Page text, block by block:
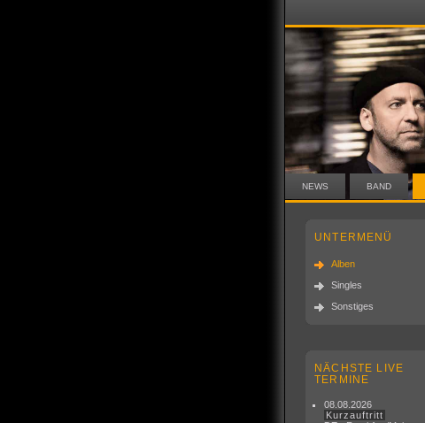
NEWS BAND
UNTERMENÜ
Alben
Singles
Sonstiges
NÄCHSTE LIVE
TERMINE
08.08.2026
Kurzauftritt